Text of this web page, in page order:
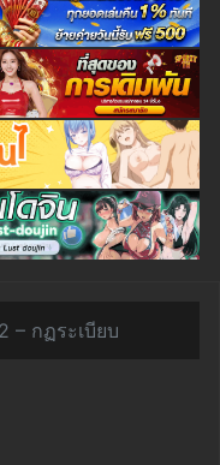
– กฏระเบียบ